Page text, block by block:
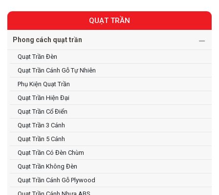
QUẠT TRẦN
Phong cách quạt trần
Quạt Trần Đèn
Quạt Trần Cánh Gỗ Tự Nhiên
Phụ Kiện Quạt Trần
Quạt Trần Hiện Đại
Quạt Trần Cổ Điển
Quạt Trần 3 Cánh
Quạt Trần 5 Cánh
Quạt Trần Có Đèn Chùm
Quạt Trần Không Đèn
Quạt Trần Cánh Gỗ Plywood